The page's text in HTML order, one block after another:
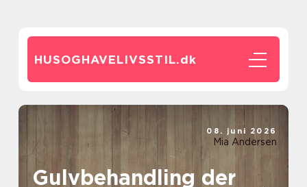
HUSOGHAVELIVSSTIL.dk
Gulvbehandling der
08. juni 2026
Mia Andersen